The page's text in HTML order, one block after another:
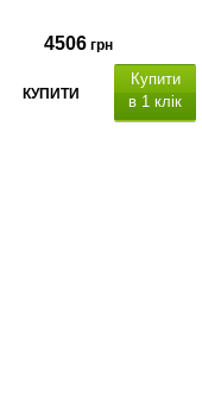
4506 грн
КУПИТИ
Купити
в 1 клік